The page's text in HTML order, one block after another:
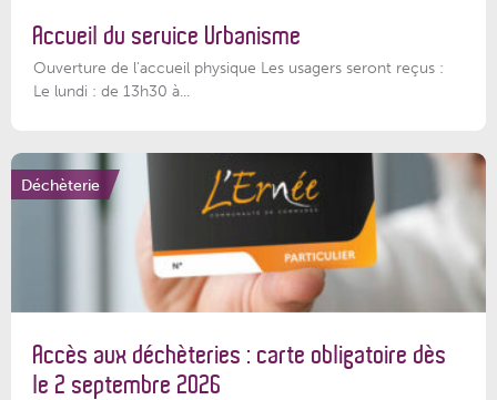
Accueil du service Urbanisme
Ouverture de l'accueil physique Les usagers seront reçus :
Le lundi : de 13h30 à...
Déchèterie
Accès aux déchèteries : carte obligatoire dès
le 2 septembre 2026